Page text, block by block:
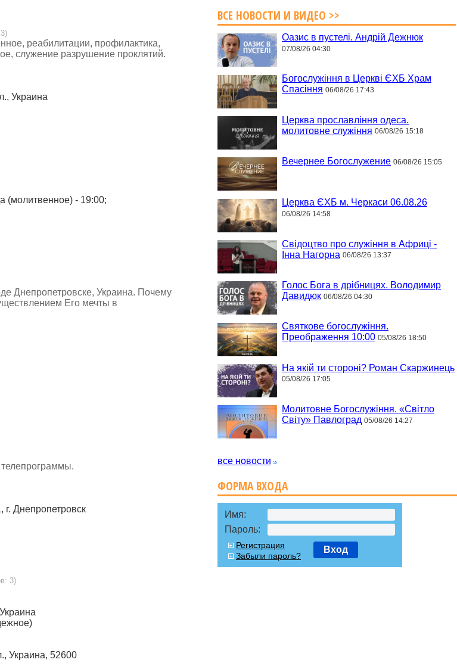
реабилитации, профилактика,
служение разрушение проклятий.
Украина
(молитвенное) - 19:00;
Днепропетровске, Украина. Почему
Его мечты в
г. Днепропетровск
3)
Украина, 52600
ВСЕ НОВОСТИ И ВИДЕО >>
Оазис в пустелі. Андрій Дежнюк
07/08/26 04:30
Богослужіння в Церкві ЄХБ Храм
Спасіння 06/08/26 17:43
Церква прославління одеса.
молитовне служіння 06/08/26 15:18
Вечернее Богослужение 06/08/26 15:05
Церква ЄХБ м. Черкаси 06.08.26
06/08/26 14:58
Свідоцтво про служіння в Африці -
Інна Нагорна 06/08/26 13:37
Голос Бога в дрібницях. Володимир
Давидюк 06/08/26 04:30
Святкове богослужіння.
Преображення 10:00 05/08/26 18:50
На якій ти стороні? Роман Скаржинець
05/08/26 17:05
Молитовне Богослужіння. «Світло
Світу» Павлоград 05/08/26 14:27
все новости
ФОРМА ВХОДА
Имя:
Пароль:
Регистрация
Забыли пароль?
Вход